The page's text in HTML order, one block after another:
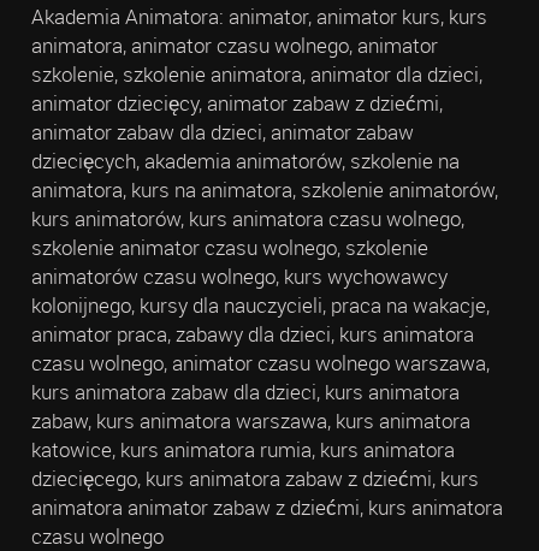
Akademia Animatora: animator, animator kurs, kurs
animatora, animator czasu wolnego, animator
szkolenie, szkolenie animatora, animator dla dzieci,
animator dziecięcy, animator zabaw z dziećmi,
animator zabaw dla dzieci, animator zabaw
dziecięcych, akademia animatorów, szkolenie na
animatora, kurs na animatora, szkolenie animatorów,
kurs animatorów, kurs animatora czasu wolnego,
szkolenie animator czasu wolnego, szkolenie
animatorów czasu wolnego, kurs wychowawcy
kolonijnego, kursy dla nauczycieli, praca na wakacje,
animator praca, zabawy dla dzieci, kurs animatora
czasu wolnego, animator czasu wolnego warszawa,
kurs animatora zabaw dla dzieci, kurs animatora
zabaw, kurs animatora warszawa, kurs animatora
katowice, kurs animatora rumia, kurs animatora
dziecięcego, kurs animatora zabaw z dziećmi, kurs
animatora animator zabaw z dziećmi, kurs animatora
czasu wolnego